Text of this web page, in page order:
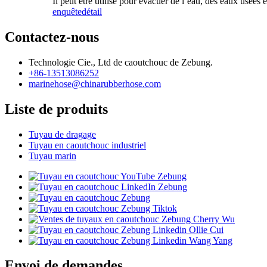
enquêtedétail
Contactez-nous
Technologie Cie., Ltd de caoutchouc de Zebung.
+86-13513086252
marinehose@chinarubberhose.com
Liste de produits
Tuyau de dragage
Tuyau en caoutchouc industriel
Tuyau marin